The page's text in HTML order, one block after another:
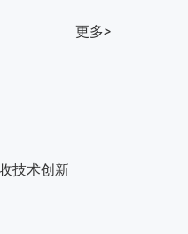
更多>
技术创新